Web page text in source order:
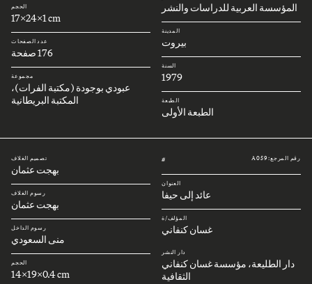
المؤسسة العربية للدراسات والنشر
المدينة
بيروت
السنة
1979
الطبعة
الطبعة الأولى
الحجم
17x24x1 cm
عدد الصفحات
176 صفحة
مجموعة
عبودي بوجودة (مكتبة الفرات)،
المكتبة البريطانية
رقم المرجع: A059 #
العنوان
عائد إلى حيفا
المؤلف/ة
غسان كنفاني
دار النشر
دار الطليعة، مؤسسة غسان كنفاني
الثقافية
تصميم الغلاف
بهجت عثمان
رسوم الغلاف
بهجت عثمان
رسوم الداخل
منى السعودي
الحجم
14x19x0.4 cm